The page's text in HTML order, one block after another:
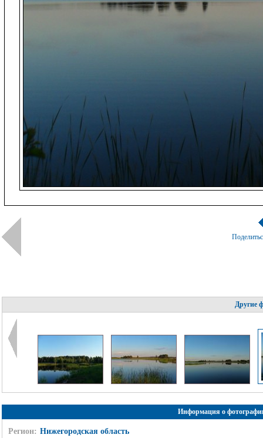
Другие
Информация о
Регион: Нижегородская область